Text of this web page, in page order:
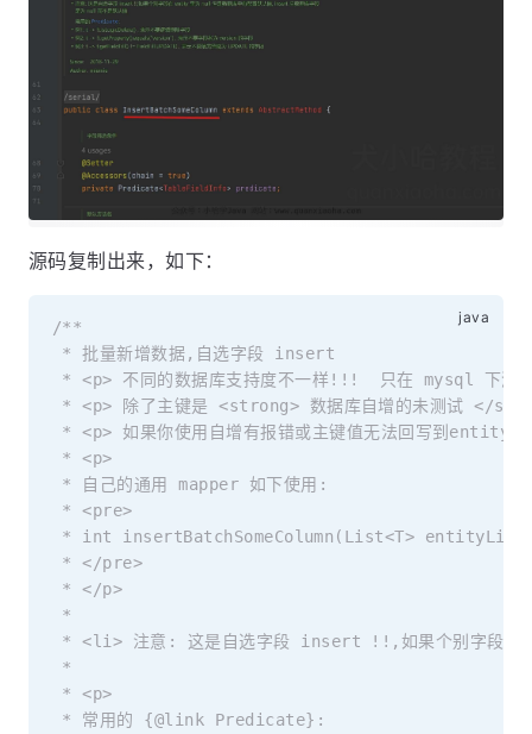
源码复制出来，如下：
/**
* 批量新增数据,自选字段 insert
* <p> 不同的数据库支持度不一样!!!  只在 mysql
* <p> 除了主键是 <strong> 数据库自增的未测试 </
* <p> 如果你使用自增有报错或主键值无法回写到entity,
* <p>
* 自己的通用 mapper 如下使用:
* <pre>
* int insertBatchSomeColumn(List<T>
* </pre>
* </p>
*
* <li> 注意: 这是自选字段 insert !!,如果个别字段在
*
* <p>
* 常用的 {@link Predicate}: